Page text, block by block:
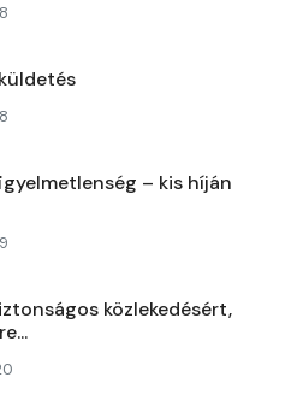
– kis híján
közlekedésért,